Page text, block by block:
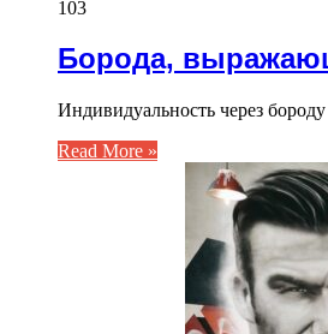
103
Борода,
Индивидуальность через
Read More »